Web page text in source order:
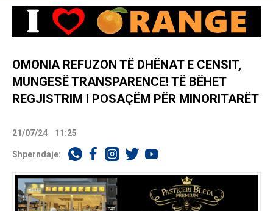
OMONIA REFUZON TË DHËNAT E CENSIT,
MUNGESË TRANSPARENCE! TË BËHET
REGJISTRIM I POSAÇËM PËR MINORITARËT
21/07/24 11:25
Shperndaje: